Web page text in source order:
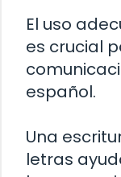
El uso
es crucial
español.
Una
letras